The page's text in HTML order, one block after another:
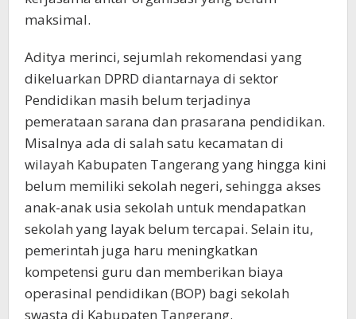
maksimal.
Aditya merinci, sejumlah rekomendasi yang
dikeluarkan DPRD diantarnaya di sektor
Pendidikan masih belum terjadinya
pemerataan sarana dan prasarana pendidikan.
Misalnya ada di salah satu kecamatan di
wilayah Kabupaten Tangerang yang hingga kini
belum memiliki sekolah negeri, sehingga akses
anak-anak usia sekolah untuk mendapatkan
sekolah yang layak belum tercapai. Selain itu,
pemerintah juga haru meningkatkan
kompetensi guru dan memberikan biaya
operasinal pendidikan (BOP) bagi sekolah
swasta di Kabupaten Tangerang.